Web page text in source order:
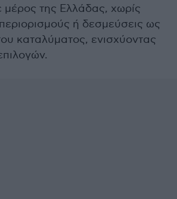
μέρος της Ελλάδας, χωρίς
ή δεσμεύσεις ως
καταλύματος, ενισχύοντας